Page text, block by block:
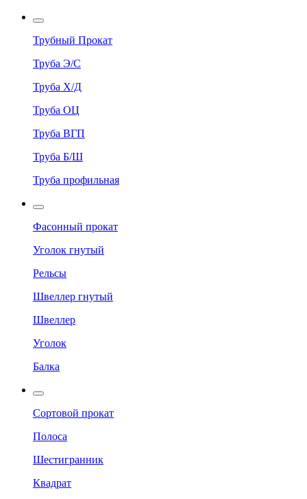
Трубный Прокат
Труба Э/С
Труба Х/Д
Труба ОЦ
Труба ВГП
Труба Б/Ш
Труба профильная
Фасонный прокат
Уголок гнутый
Рельсы
Швеллер гнутый
Швеллер
Уголок
Балка
Сортовой прокат
Полоса
Шестигранник
Квадрат